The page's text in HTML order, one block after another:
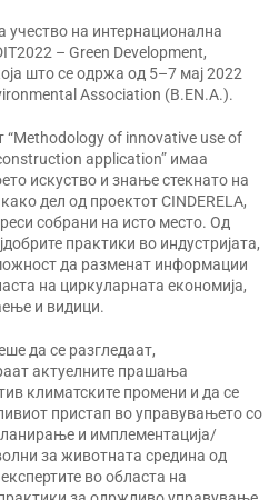
на интернационална
– Green Development,
што се одржа од 5–7 мај 2022
Association (B.EN.A.).
“Methodology of innovative use of
application” имаа
искуство и знање стекнато на
дел од проектот CINDERЕLA,
собрани на исто место. Од
практики во индустријата,
да разменат информации
на циркуларната економија,
и видици.
да се разгледаат,
актуелните прашања
климатските промени и да се
пристап во управувањето со
и имплементација/
за животната средина од
во областа на